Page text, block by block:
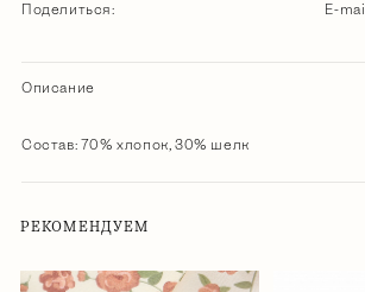
Поделиться: E-mail
Описание
Состав: 70% хлопок, 30% шелк
РЕКОМЕНДУЕМ